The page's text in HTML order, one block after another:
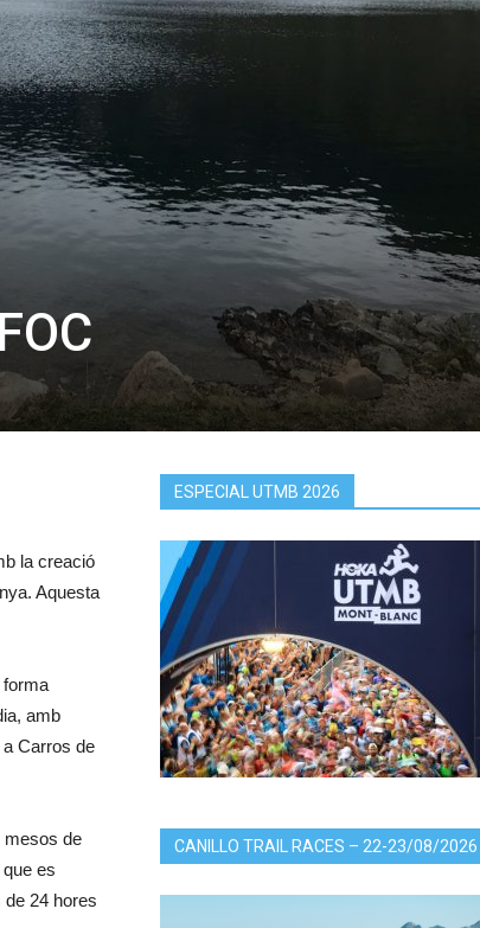
la creació
Aquesta
forma
amb
Carros de
mesos de
es
de 24 hores
ESPECIAL UTMB 2026
CANILLO TRAIL RACES – 22-23/08/2026